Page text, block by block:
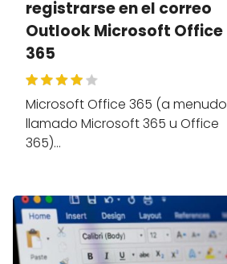
registrarse en el correo
Outlook Microsoft Office
365
Microsoft Office 365 (a menudo
llamado Microsoft 365 u Office
365)…